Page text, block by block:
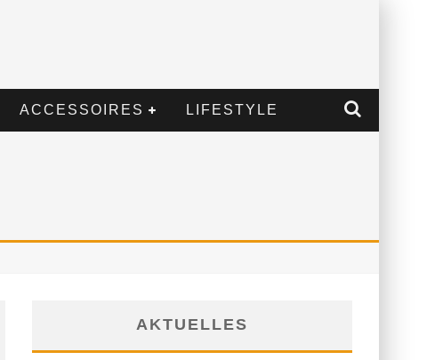
ACCESSOIRES LIFESTYLE
AKTUELLES